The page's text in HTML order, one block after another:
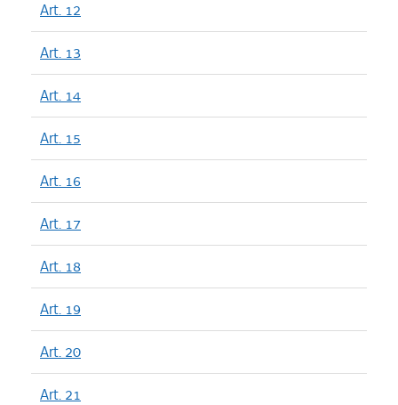
Art. 12
Art. 13
Art. 14
Art. 15
Art. 16
Art. 17
Art. 18
Art. 19
Art. 20
Art. 21